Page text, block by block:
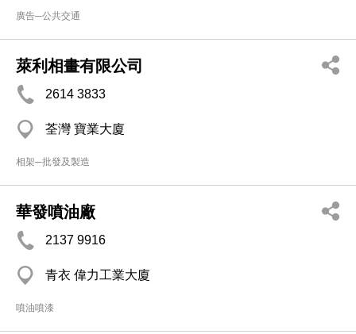
廣告─公共交通
萊利相畫有限公司
2614 3833
荃灣 寶業大廈
相架─批發及製造
華發噴油廠
2137 9916
青衣 偉力工業大廈
噴油噴漆